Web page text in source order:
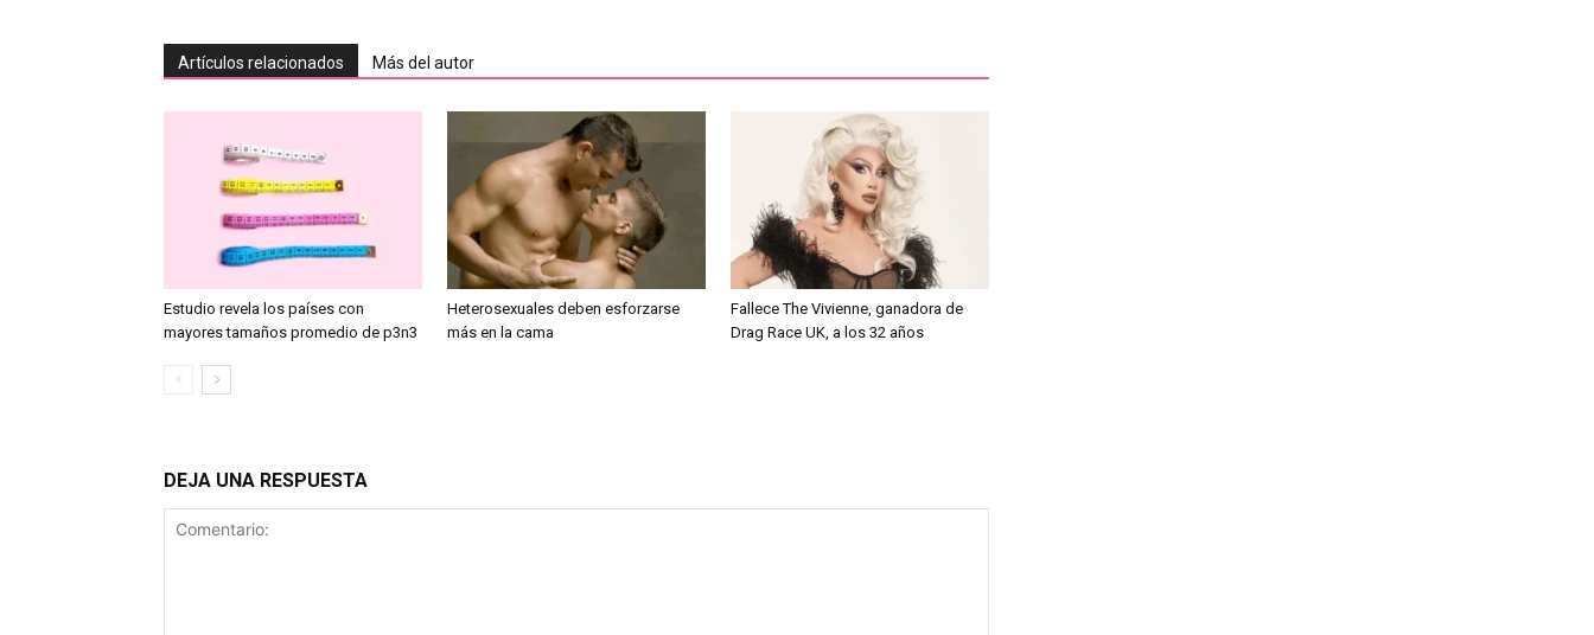
Artículos relacionados Más del autor
Estudio revela los países con
mayores tamaños promedio de p3n3
Heterosexuales deben esforzarse
más en la cama
Fallece The Vivienne, ganadora de
Drag Race UK, a los 32 años
DEJA UNA RESPUESTA